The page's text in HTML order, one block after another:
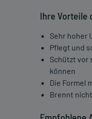
Ihre Vorteile
Sehr hoher
Pflegt und
Schützt vor
können
Die Formel
Brennt